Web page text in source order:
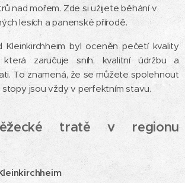
nad mořem. Zde si užijete běhání v
lesích a panenské přírodě.
Kleinkirchheim byl oceněn pečetí kvality
zaručuje sníh, kvalitní údržbu a
To znamená, že se můžete spolehnout
jsou vždy v perfektním stavu.
tratě v regionu